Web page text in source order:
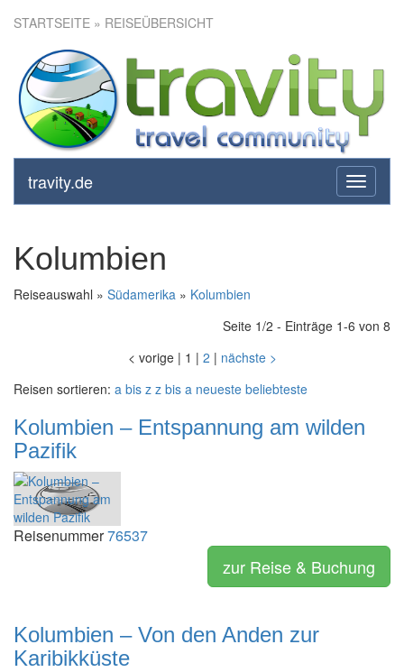
STARTSEITE » REISEÜBERSICHT
toggle
travity.de
Kolumbien
Reiseauswahl » Südamerika » Kolumbien
Seite 1/2 - Einträge 1-6 von 8
< vorige | 1 | 2 | nächste >
Reisen sortieren: a bis z z bis a neueste beliebteste
Kolumbien – Entspannung am wilden
Pazifik
Reisenummer76537
zur Reise & Buchung
Kolumbien – Von den Anden zur
Karibikküste